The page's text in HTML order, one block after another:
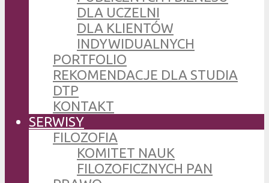
DLA UCZELNI
DLA KLIENTÓW
INDYWIDUALNYCH
PORTFOLIO
REKOMENDACJE DLA STUDIA
DTP
KONTAKT
SERWISY
FILOZOFIA
KOMITET NAUK
FILOZOFICZNYCH PAN